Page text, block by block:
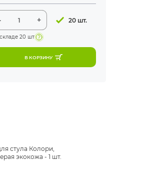
+ 20 шт.
20 шт
В КОРЗИНУ
стула Колори,
экокожа - 1 шт.